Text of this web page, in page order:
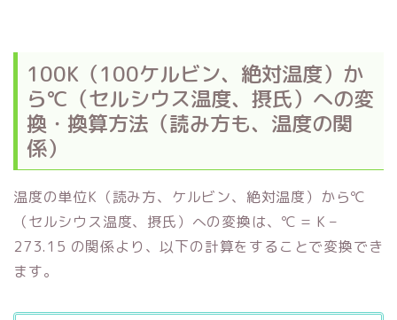
100K（100ケルビン、絶対温度）か
ら℃（セルシウス温度、摂氏）への変
換・換算方法（読み方も、温度の関
係）
温度の単位K（読み方、ケルビン、絶対温度）から℃
（セルシウス温度、摂氏）への変換は、℃ = K –
273.15 の関係より、以下の計算をすることで変換でき
ます。